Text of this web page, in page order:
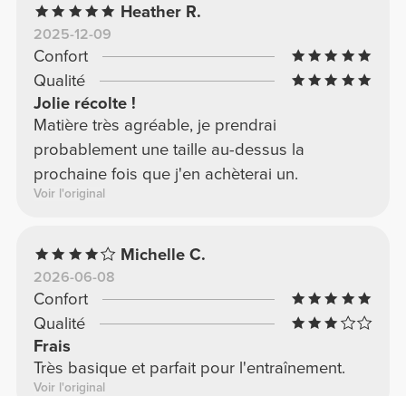
Heather R.
2025-12-09
Confort
Qualité
Jolie récolte !
Matière très agréable, je prendrai
probablement une taille au-dessus la
prochaine fois que j'en achèterai un.
Voir l'original
Michelle C.
2026-06-08
Confort
Qualité
Frais
Très basique et parfait pour l'entraînement.
Voir l'original